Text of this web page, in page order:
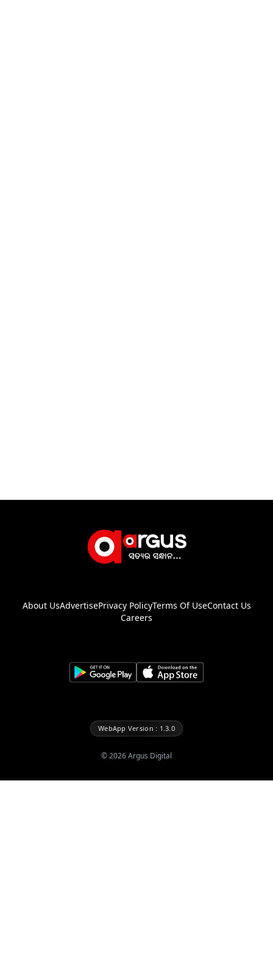
About UsAdvertisePrivacy PolicyTerms Of UseContact Us
Careers
WebApp Version : 1.3.0
©2026Argus Digital